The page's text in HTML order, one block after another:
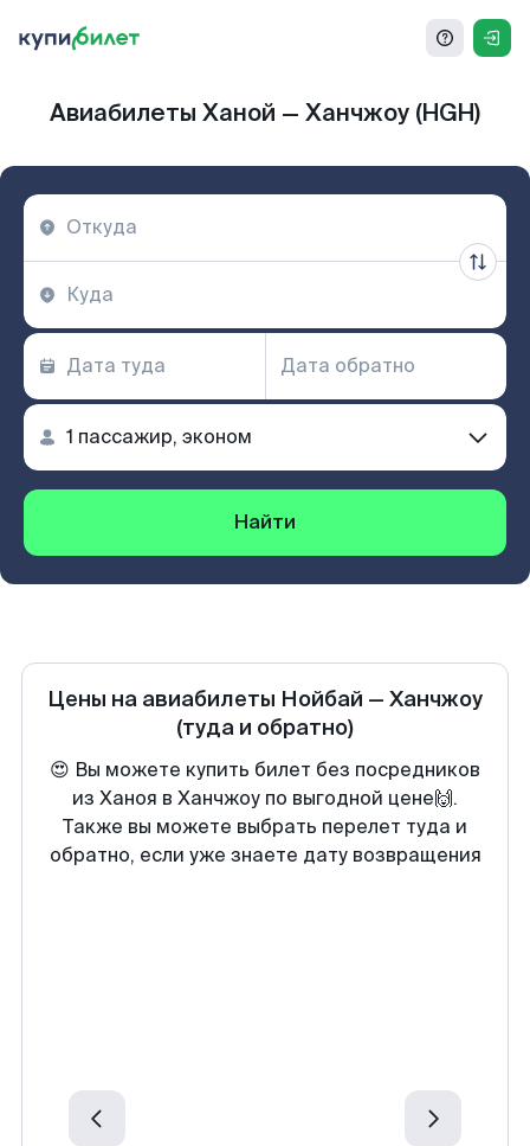
Авиабилеты Ханой — Ханчжоу (HGH)
Найти
Цены на авиабилеты Нойбай — Ханчжоу
(туда и обратно)
😍 Вы можете купить билет без посредников
из Ханоя в Ханчжоу по выгодной цене🙌.
Также вы можете выбрать перелет туда и
обратно, если уже знаете дату возвращения